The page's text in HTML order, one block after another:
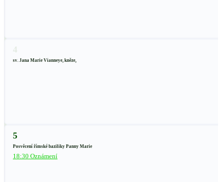
4
sv. Jana Marie Vianneye, kněze,
5
Posvěcení římské baziliky Panny Marie
18:30 Oznámení